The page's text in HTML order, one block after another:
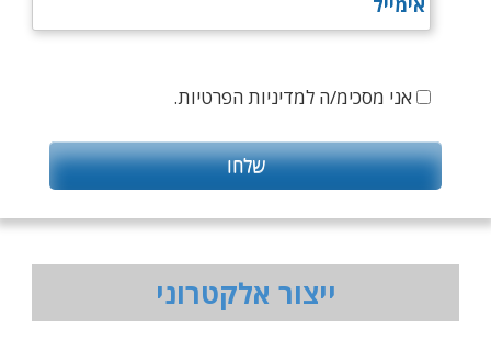
אני מסכימ/ה למדיניות הפרטיות.
ייצור אלקטרוני